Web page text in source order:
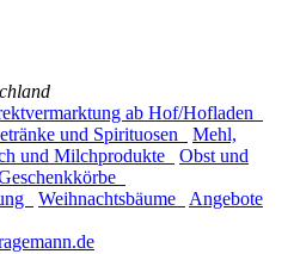
ab Hof/Hofladen
und Spirituosen
Mehl,
und Milchprodukte
Obst und
Weihnachtsbäume
Angebote